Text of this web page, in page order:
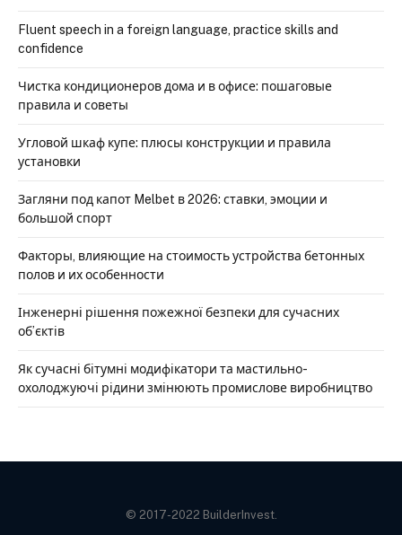
Fluent speech in a foreign language, practice skills and
confidence
Чистка кондиционеров дома и в офисе: пошаговые
правила и советы
Угловой шкаф купе: плюсы конструкции и правила
установки
Загляни под капот Melbet в 2026: ставки, эмоции и
большой спорт
Факторы, влияющие на стоимость устройства бетонных
полов и их особенности
Інженерні рішення пожежної безпеки для сучасних
об’єктів
Як сучасні бітумні модифікатори та мастильно-
охолоджуючі рідини змінюють промислове виробництво
© 2017-2022 BuilderInvest.